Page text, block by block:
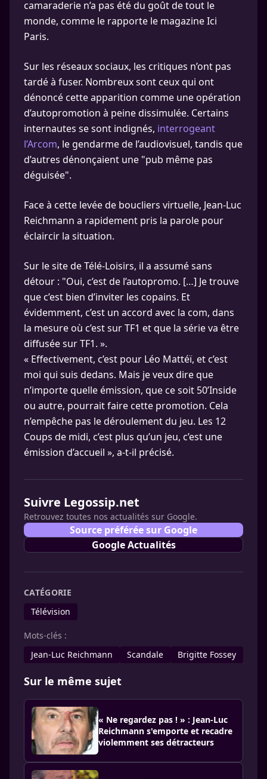
camaraderie n’a pas été du goût de tout le
monde, comme le rapporte le magazine Ici
Paris.
Sur les réseaux sociaux, les critiques n’ont pas
tardé à fuser. Nombreux sont ceux qui ont
dénoncé cette apparition comme une opération
d’autopromotion à peine dissimulée. Certains
internautes se sont indignés, interrogeant
l’Arcom, le gendarme de l’audiovisuel, tandis que
d’autres dénonçaient une "pub même pas
déguisée".
Face à cette levée de boucliers virtuelle, Jean-Luc
Reichmann a rapidement pris la parole pour
éclaircir la situation.
Sur le site de Télé-Loisirs, il a assumé sans
détour : "Oui, c’est de l’autopromo. […] Je trouve
que c’est bien d’inviter les copains. Et
évidemment, c’est un accord avec la com, dans
la mesure où c’est sur TF1 et que la série va être
diffusée sur TF1. ».
« Effectivement, c’est pour Léo Mattéï, et c’est
moi qui suis dedans. Mais je veux dire que
n’importe quelle émission, que ce soit 50’Inside
ou autre, pourrait faire cette promotion. Cela
n’empêche pas le déroulement du jeu. Les 12
Coups de midi, c’est plus qu’un jeu, c’est une
émission d’accueil », a-t-il précisé.
Suivre Legossip.net
Retrouvez toutes nos actualités sur Google.
Source préférée sur Google
Google Actualités
CATÉGORIE
Télévision
Mots-clés :
Jean-Luc Reichmann
Scandale Brigitte Fossey
Sur le même sujet
« Ne regardez pas ! » : Jean-Luc
Reichmann s'emporte et recadre
violemment ses détracteurs